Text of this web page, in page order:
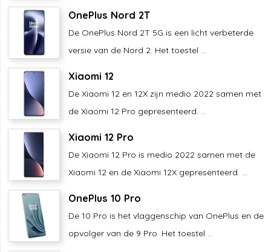
OnePlus Nord 2T
De OnePlus Nord 2T 5G is een licht verbeterde
versie van de Nord 2. Het toestel ...
Xiaomi 12
De Xiaomi 12 en 12X zijn medio 2022 samen met
de Xiaomi 12 Pro gepresenteerd. ...
Xiaomi 12 Pro
De Xiaomi 12 Pro is medio 2022 samen met de
Xiaomi 12 en de Xiaomi 12X gepresenteerd. ...
OnePlus 10 Pro
De 10 Pro is het vlaggenschip van OnePlus en de
opvolger van de 9 Pro. Het toestel ...